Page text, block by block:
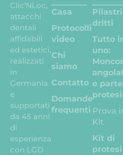
Clic’NLoc,
attacchi
dentali
affidabili
ed estetici,
realizzati
in
Germania
e
supportati
da 45 anni
di
esperienza
con LGD
Casa
Protocolli
video
Chi
siamo
Contatto
Domande
frequenti
Pilastri
dritti
Tutto
uno:
e parte
Prova
Kit
Kit di
protesi